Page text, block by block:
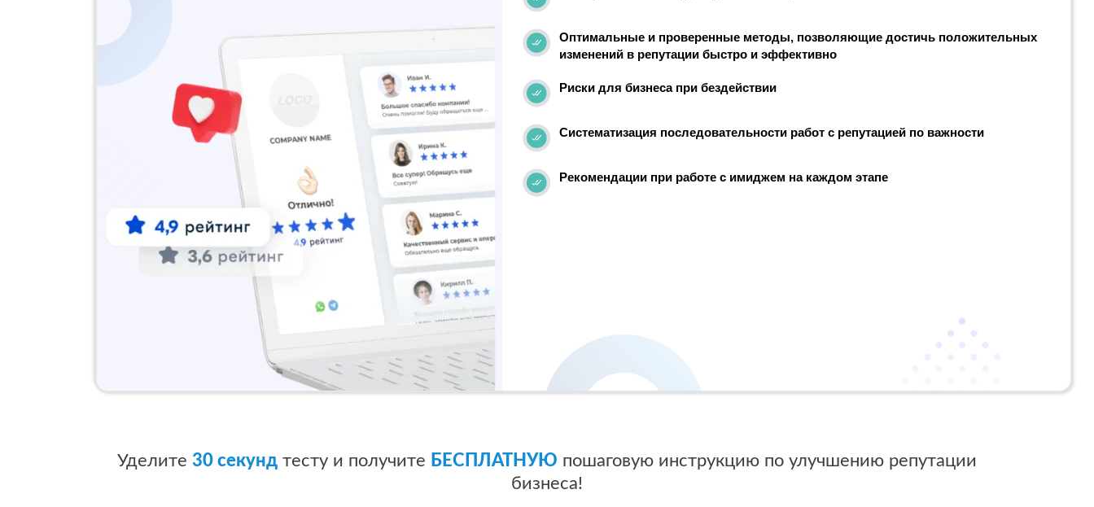
Оптимальные и проверенные методы, позволяющие достичь положительных
изменений в репутации быстро и эффективно
Риски для бизнеса при бездействии
Систематизация последовательности работ с репутацией по важности
Рекомендации при работе с имиджем на каждом этапе
Уделите 30 секунд тесту и получите БЕСПЛАТНУЮ пошаговую инструкцию по улучшению репутации
бизнеса!